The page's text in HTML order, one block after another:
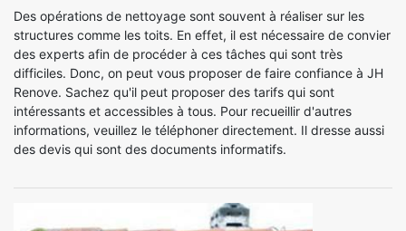
Des opérations de nettoyage sont souvent à réaliser sur les
structures comme les toits. En effet, il est nécessaire de convier
des experts afin de procéder à ces tâches qui sont très
difficiles. Donc, on peut vous proposer de faire confiance à JH
Renove. Sachez qu'il peut proposer des tarifs qui sont
intéressants et accessibles à tous. Pour recueillir d'autres
informations, veuillez le téléphoner directement. Il dresse aussi
des devis qui sont des documents informatifs.